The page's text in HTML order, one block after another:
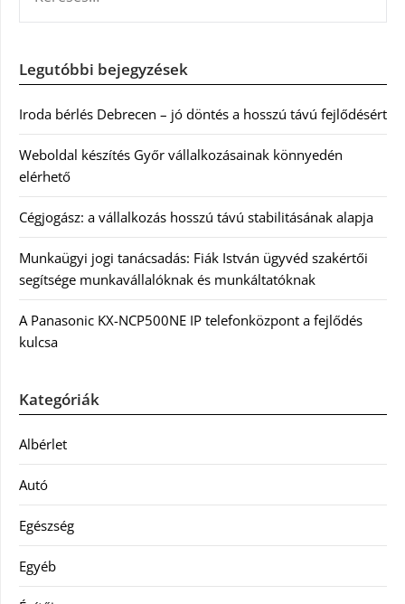
Legutóbbi bejegyzések
Iroda bérlés Debrecen – jó döntés a hosszú távú fejlődésért
Weboldal készítés Győr vállalkozásainak könnyedén
elérhető
Cégjogász: a vállalkozás hosszú távú stabilitásának alapja
Munkaügyi jogi tanácsadás: Fiák István ügyvéd szakértői
segítsége munkavállalóknak és munkáltatóknak
A Panasonic KX-NCP500NE IP telefonközpont a fejlődés
kulcsa
Kategóriák
Albérlet
Autó
Egészség
Egyéb